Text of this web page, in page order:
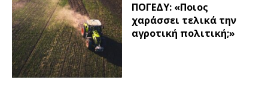
ΠΟΓΕΔΥ: «Ποιος
χαράσσει τελικά την
αγροτική πολιτική;»